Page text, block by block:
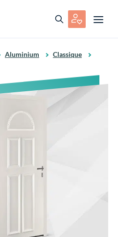
Aluminium
Classique